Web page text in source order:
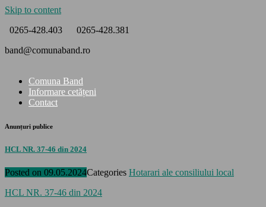
Skip to content
0265-428.403
0265-428.381
band@comunaband.ro
Comuna Band
Informare cetățeni
Contact
Anunțuri publice
HCL NR. 37-46 din 2024
Posted on 09.05.2024Categories Hotarari ale consiliului local
HCL NR. 37-46 din 2024